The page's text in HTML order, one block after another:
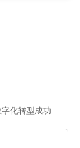
化转型成功